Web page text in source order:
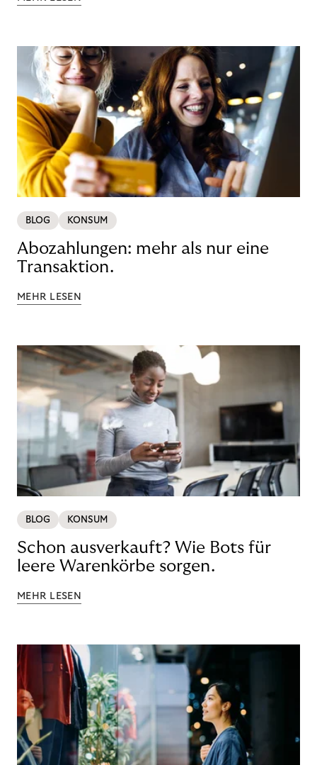
BLOG KONSUM
Abozahlungen: mehr als nur eine
Transaktion.
MEHR LESEN
BLOG KONSUM
Schon ausverkauft? Wie Bots für
leere Warenkörbe sorgen.
MEHR LESEN